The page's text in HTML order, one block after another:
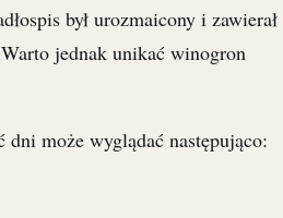
był urozmaicony i zawierał
jednak unikać winogron
dni może wyglądać następująco: